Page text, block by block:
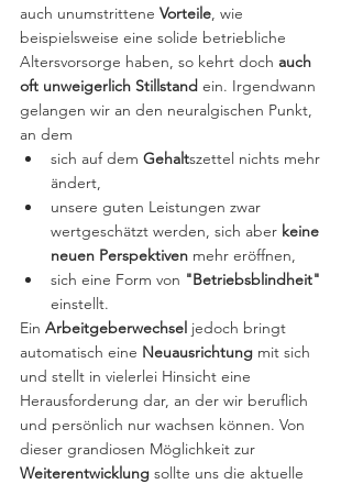
auch unumstrittene Vorteile, wie
beispielsweise eine solide betriebliche
Altersvorsorge haben, so kehrt doch auch
oft unweigerlich Stillstand ein. Irgendwann
gelangen wir an den neuralgischen Punkt,
an dem
sich auf dem Gehaltszettel nichts mehr
ändert,
unsere guten Leistungen zwar
wertgeschätzt werden, sich aber keine
neuen Perspektiven mehr eröffnen,
sich eine Form von "Betriebsblindheit"
einstellt.
Ein Arbeitgeberwechsel jedoch bringt
automatisch eine Neuausrichtung mit sich
und stellt in vielerlei Hinsicht eine
Herausforderung dar, an der wir beruflich
und persönlich nur wachsen können. Von
dieser grandiosen Möglichkeit zur
Weiterentwicklung sollte uns die aktuelle